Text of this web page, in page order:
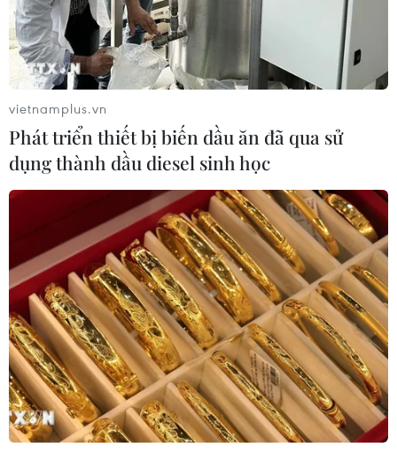
vietnamplus.vn
Phát triển thiết bị biến dầu ăn đã qua sử
dụng thành dầu diesel sinh học